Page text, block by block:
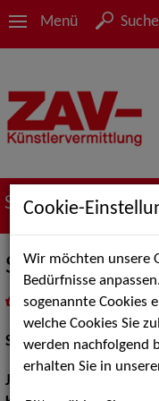
Menü Suche
Suche nach
Seide Noffke
inMeine Merkliste
Schauspiel:Bühne
Jahrgang:
Cookie-
Wir möchten unsere
Bedürfnisse
sogenannte Cookies
welche Cookies Sie
werden nachfolgend
erhalten Sie in